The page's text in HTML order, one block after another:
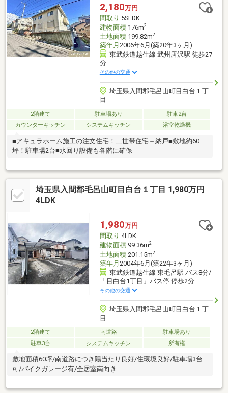
2,180万円
間取り 5SLDK
建物面積176m2
土地面積199.82m2
築年月 2006年6月(築20年3ヶ月)
東武鉄道越生線 武州唐沢駅 徒歩27
分
その他の交通
埼玉県入間郡毛呂山町目白台１丁
目
2階建て 駐車場あり
駐車2台
カウンターキッチン
システムキッチン 浴室乾燥機
■アキュラホーム施工の注文住宅！二世帯住宅＋納戸■敷地約60
坪！駐車場2台■水回り設備も各階に確保
埼玉県入間郡毛呂山町目白台１丁目 1,980万円
4LDK
1,980万円
間取り 4LDK
建物面積99.36m2
土地面積201.15m2
築年月 2004年6月(築22年3ヶ月)
東武鉄道越生線 東毛呂駅 バス8分/
「目白台1丁目」バス停 停歩2分
その他の交通
埼玉県入間郡毛呂山町目白台１丁
目
2階建て 南道路
駐車場あり
駐車3台
システムキッチン 所有権
敷地面積60坪/南道路につき陽当たり良好/住環境良好/駐車場3台
可/バイクガレージ有/全居室南向き